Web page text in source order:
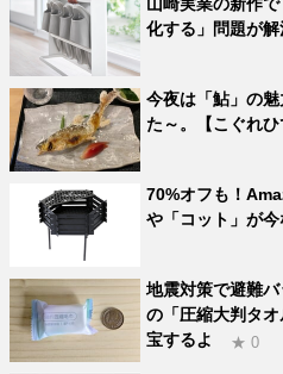
山崎実業の新作
化する」問題が解
今夜は「鮎」の
た～。【こぐれひ
70%オフも！
や「コット」が
地震対策で避難
の「圧縮大判タ
宝するよ
★ 0